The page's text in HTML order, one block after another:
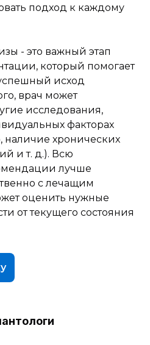
подход к каждому
- это важный этап
который помогает
исход
врач может
исследования,
факторах
наличие хронических
и т. д.). Всю
лучше
с лечащим
оценить нужные
от текущего состояния